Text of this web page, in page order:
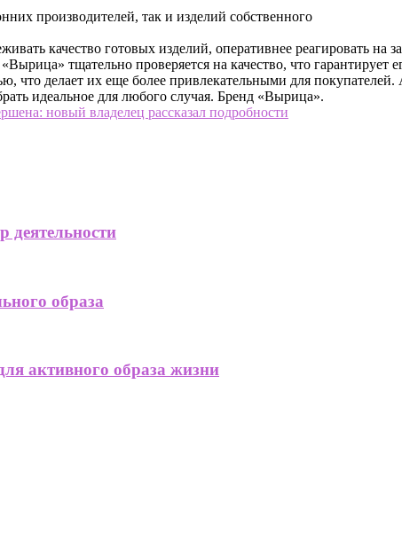
производителей, так и изделий собственного
качество готовых изделий, оперативнее реагировать
тщательно проверяется на качество, что гарантирует
что делает их еще более привлекательными для
идеальное для любого случая. Бренд «Вырица».
новый владелец рассказал подробности
деятельности
образа
активного образа жизни